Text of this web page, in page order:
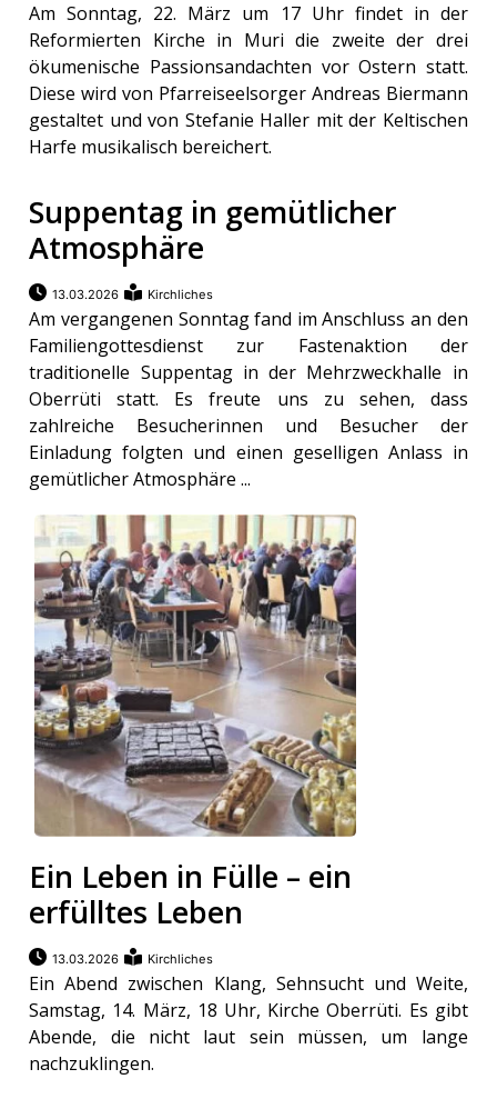
Am Sonntag, 22. März um 17 Uhr findet in der
Reformierten Kirche in Muri die zweite der drei
ökumenische Passionsandachten vor Ostern statt.
Diese wird von Pfarreiseelsorger Andreas Biermann
gestaltet und von Stefanie Haller mit der Keltischen
Harfe musikalisch bereichert.
Suppentag in gemütlicher
Atmosphäre
13.03.2026 Kirchliches
Am vergangenen Sonntag fand im Anschluss an den
Familiengottesdienst zur Fastenaktion der
traditionelle Suppentag in der Mehrzweckhalle in
Oberrüti statt. Es freute uns zu sehen, dass
zahlreiche Besucherinnen und Besucher der
Einladung folgten und einen geselligen Anlass in
gemütlicher Atmosphäre ...
Ein Leben in Fülle – ein
erfülltes Leben
13.03.2026 Kirchliches
Ein Abend zwischen Klang, Sehnsucht und Weite,
Samstag, 14. März, 18 Uhr, Kirche Oberrüti. Es gibt
Abende, die nicht laut sein müssen, um lange
nachzuklingen.